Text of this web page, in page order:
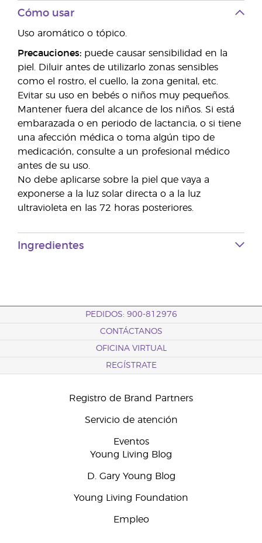
Cómo usar
Uso aromático o tópico.
Precauciones: puede causar sensibilidad en la
piel. Diluir antes de utilizarlo zonas sensibles
como el rostro, el cuello, la zona genital, etc.
Evitar su uso en bebés o niños muy pequeños.
Mantener fuera del alcance de los niños. Si está
embarazada o en periodo de lactancia, o si tiene
una afección médica o toma algún tipo de
medicación, consulte a un profesional médico
antes de su uso.
No debe aplicarse sobre la piel que vaya a
exponerse a la luz solar directa o a la luz
ultravioleta en las 72 horas posteriores.
Ingredientes
PEDIDOS: 900-812976
CONTÁCTANOS
OFICINA VIRTUAL
REGÍSTRATE
Registro de Brand Partners
Servicio de atención
Eventos
Young Living Blog
D. Gary Young Blog
Young Living Foundation
Empleo